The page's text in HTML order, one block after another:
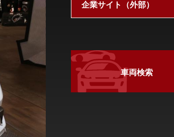
企業サイト（外部）
車両検索